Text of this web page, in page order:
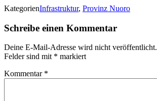
KategorienInfrastruktur, Provinz Nuoro
Schreibe einen Kommentar
Deine E-Mail-Adresse wird nicht veröffentlicht.
Felder sind mit * markiert
Kommentar *